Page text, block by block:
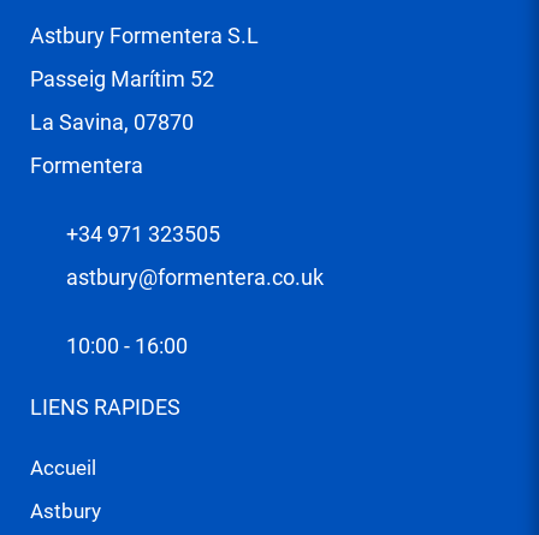
Astbury Formentera S.L
Passeig Marítim 52
La Savina, 07870
Formentera
+34 971 323505
astbury@formentera.co.uk
10:00 - 16:00
LIENS RAPIDES
Accueil
Astbury